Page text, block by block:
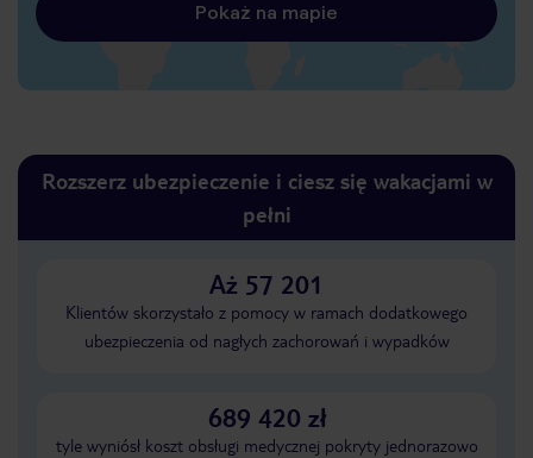
Pokaż na mapie
Rozszerz ubezpieczenie i ciesz się wakacjami w
pełni
Aż 57 201
Klientów skorzystało z pomocy w ramach dodatkowego
ubezpieczenia od nagłych zachorowań i wypadków
689 420 zł
tyle wyniósł koszt obsługi medycznej pokryty jednorazowo